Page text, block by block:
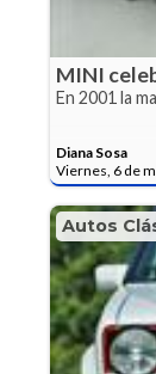
MINI
En 2001 la
Diana Sosa
Viernes, 6 de
Autos